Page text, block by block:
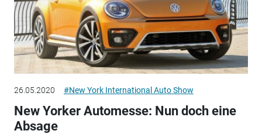
26.05.2020 #New York International Auto Show
New Yorker Automesse: Nun doch eine
Absage